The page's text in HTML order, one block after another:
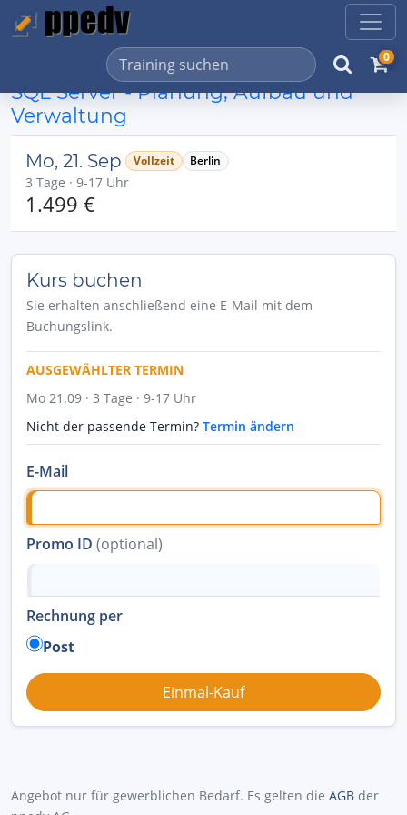
0
SQL Server - Planung, Aufbau und
Verwaltung
Mo, 21. Sep Vollzeit Berlin
3 Tage · 9-17 Uhr
1.499 €
Kurs buchen
Sie erhalten anschließend eine E-Mail mit dem
Buchungslink.
AUSGEWÄHLTER TERMIN
Mo 21.09 · 3 Tage · 9-17 Uhr
Nicht der passende Termin? Termin ändern
E-Mail
Promo ID (optional)
Rechnung per
Post
Angebot nur für gewerblichen Bedarf. Es gelten die AGB der